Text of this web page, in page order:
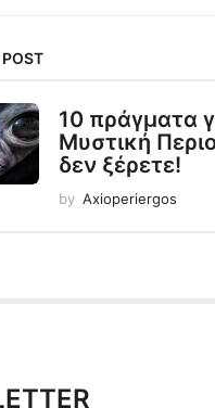
10 πράγματα
Μυστική
δεν ξέρετε!
by Axioperiergos